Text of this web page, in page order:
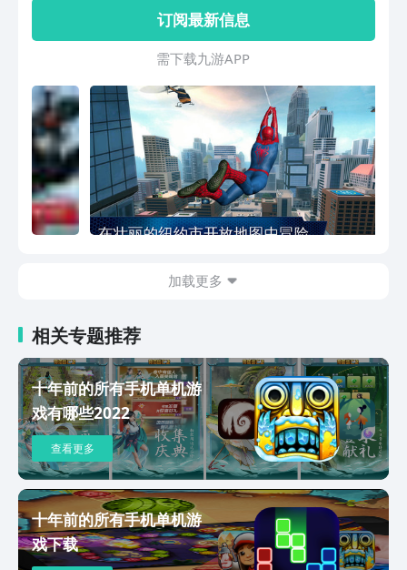
向的伙伴可莫要错过！
订阅最新信息
需 下 载 九 游 A P P
加载更多
相关专题推荐
十年前的所有手机单机游
戏有哪些2022
查看更多
十年前的所有手机单机游
戏下载